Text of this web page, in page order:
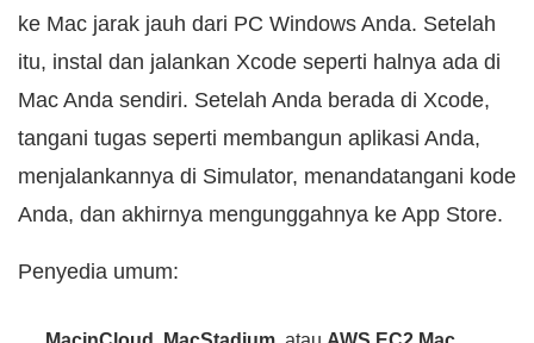
ke Mac jarak jauh dari PC Windows Anda. Setelah
itu, instal dan jalankan Xcode seperti halnya ada di
Mac Anda sendiri. Setelah Anda berada di Xcode,
tangani tugas seperti membangun aplikasi Anda,
menjalankannya di Simulator, menandatangani kode
Anda, dan akhirnya mengunggahnya ke App Store.
Penyedia umum: